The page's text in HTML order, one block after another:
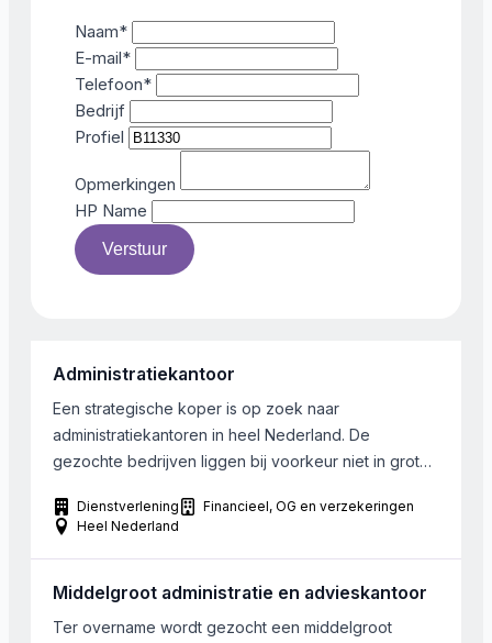
Naam*
E-mail*
Telefoon*
Bedrijf
Profiel
Opmerkingen
HP Name
Verstuur
Administratiekantoor
Een strategische koper is op zoek naar
administratiekantoren in heel Nederland. De
gezochte bedrijven liggen bij voorkeur niet in grote
Dienstverlening
Financieel, OG en verzekeringen
Heel Nederland
Middelgroot administratie en advieskantoor
Ter overname wordt gezocht een middelgroot